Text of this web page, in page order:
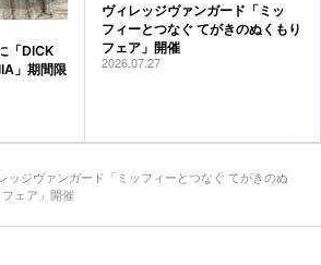
「DICK
」期間限
ヴィレッジヴァンガード「ミッ
フィーとつなぐ てがきのぬくもり
フェア」開催
2026.07.27
ッジヴァンガード「ミッフィーとつなぐ てがきのぬ
フェア」開催